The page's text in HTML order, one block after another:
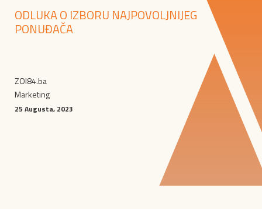
ODLUKA O IZBORU NAJPOVOLJNIJEG
PONUĐAČA
ZOI84.ba
Marketing
25 Augusta, 2023